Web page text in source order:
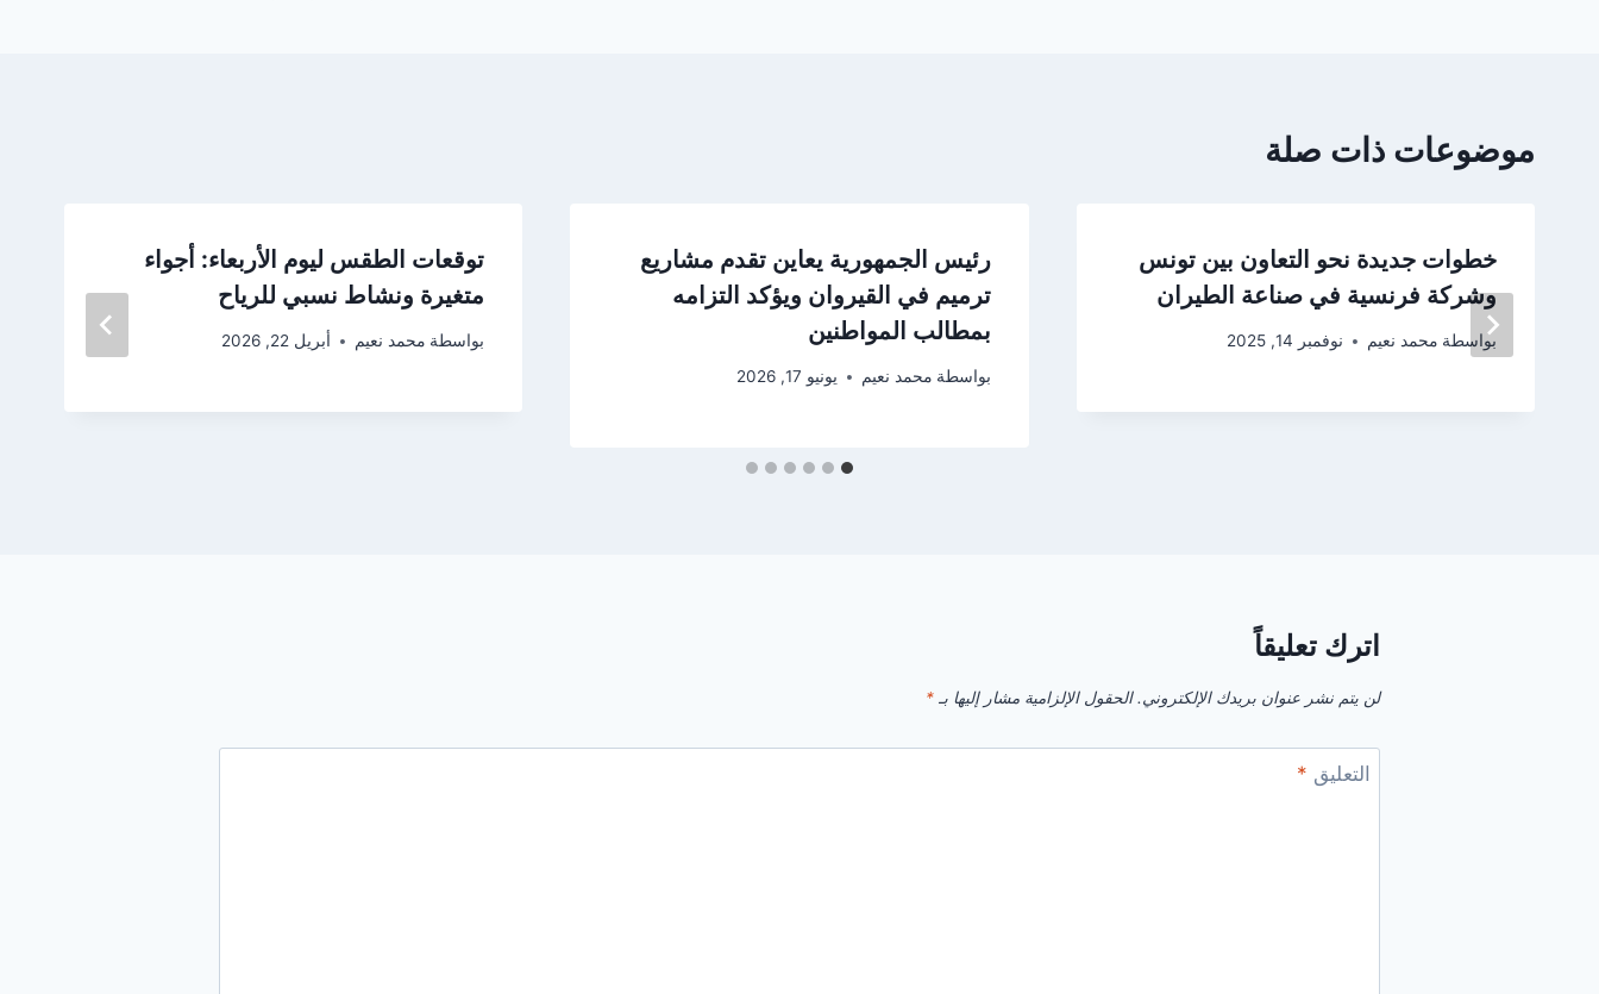
موضوعات ذات صلة
خطوات جديدة نحو التعاون بين تونس
وشركة فرنسية في صناعة الطيران
بواسطة محمد نعيم نوفمبر 14, 2025
رئيس الجمهورية يعاين تقدم مشاريع
ترميم في القيروان ويؤكد التزامه
بمطالب المواطنين
بواسطة محمد نعيم يونيو 17, 2026
توقعات الطقس ليوم الأربعاء: أجواء
متغيرة ونشاط نسبي للرياح
بواسطة محمد نعيم أبريل 22, 2026
اترك تعليقاً
لن يتم نشر عنوان بريدك الإلكتروني. الحقول الإلزامية مشار إليها بـ *
التعليق *